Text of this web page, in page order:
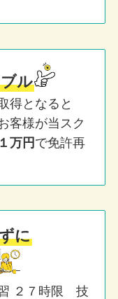
ル
得となると
客様が当スク
万円 で免許再
に
２７時限 技